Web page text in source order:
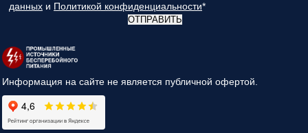
данных и Политикой конфиденциальности*
ОТПРАВИТЬ
Информация на сайте не является публичной офертой.